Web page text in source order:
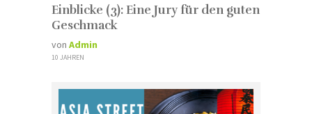
Einblicke (3): Eine Jury für den guten
Geschmack
von Admin
10 JAHREN